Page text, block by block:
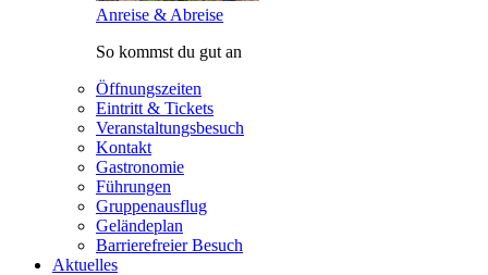
Anreise & Abreise
So kommst du gut an
Öffnungszeiten
Eintritt & Tickets
Veranstaltungsbesuch
Kontakt
Gastronomie
Führungen
Gruppenausflug
Geländeplan
Barrierefreier Besuch
Aktuelles